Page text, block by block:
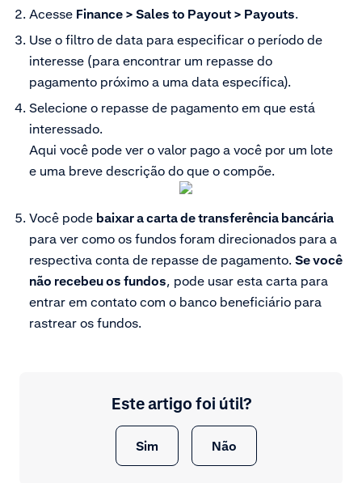
Acesse Finance > Sales to Payout > Payouts.
Use o filtro de data para especificar o período de
interesse (para encontrar um repasse do
pagamento próximo a uma data específica).
Selecione o repasse de pagamento em que está
interessado.
Aqui você pode ver o valor pago a você por um lote
e uma breve descrição do que o compõe.
Você pode baixar a carta de transferência bancária
para ver como os fundos foram direcionados para a
respectiva conta de repasse de pagamento. Se você
não recebeu os fundos, pode usar esta carta para
entrar em contato com o banco beneficiário para
rastrear os fundos.
Este artigo foi útil?
Sim Não